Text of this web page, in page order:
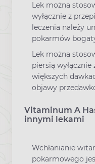
Lek można
wyłącznie z
leczenia należy
pokarmów
Lek można
piersią
większych
objawy
Vitaminum A
innymi lekami
Wchłanianie
pokarmowego